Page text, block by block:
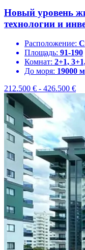
Новый уровень
технологии и
Расположение:
Площадь: 91-190
Комнат: 2+1,
До моря: 19000 м
212.500 € - 426.500 €